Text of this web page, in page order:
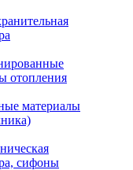
отопления
материалы
сифоны